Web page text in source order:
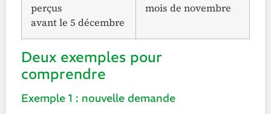
perçus
avant le 5 décembre
mois de novembre
Deux exemples pour
comprendre
Exemple 1 : nouvelle demande